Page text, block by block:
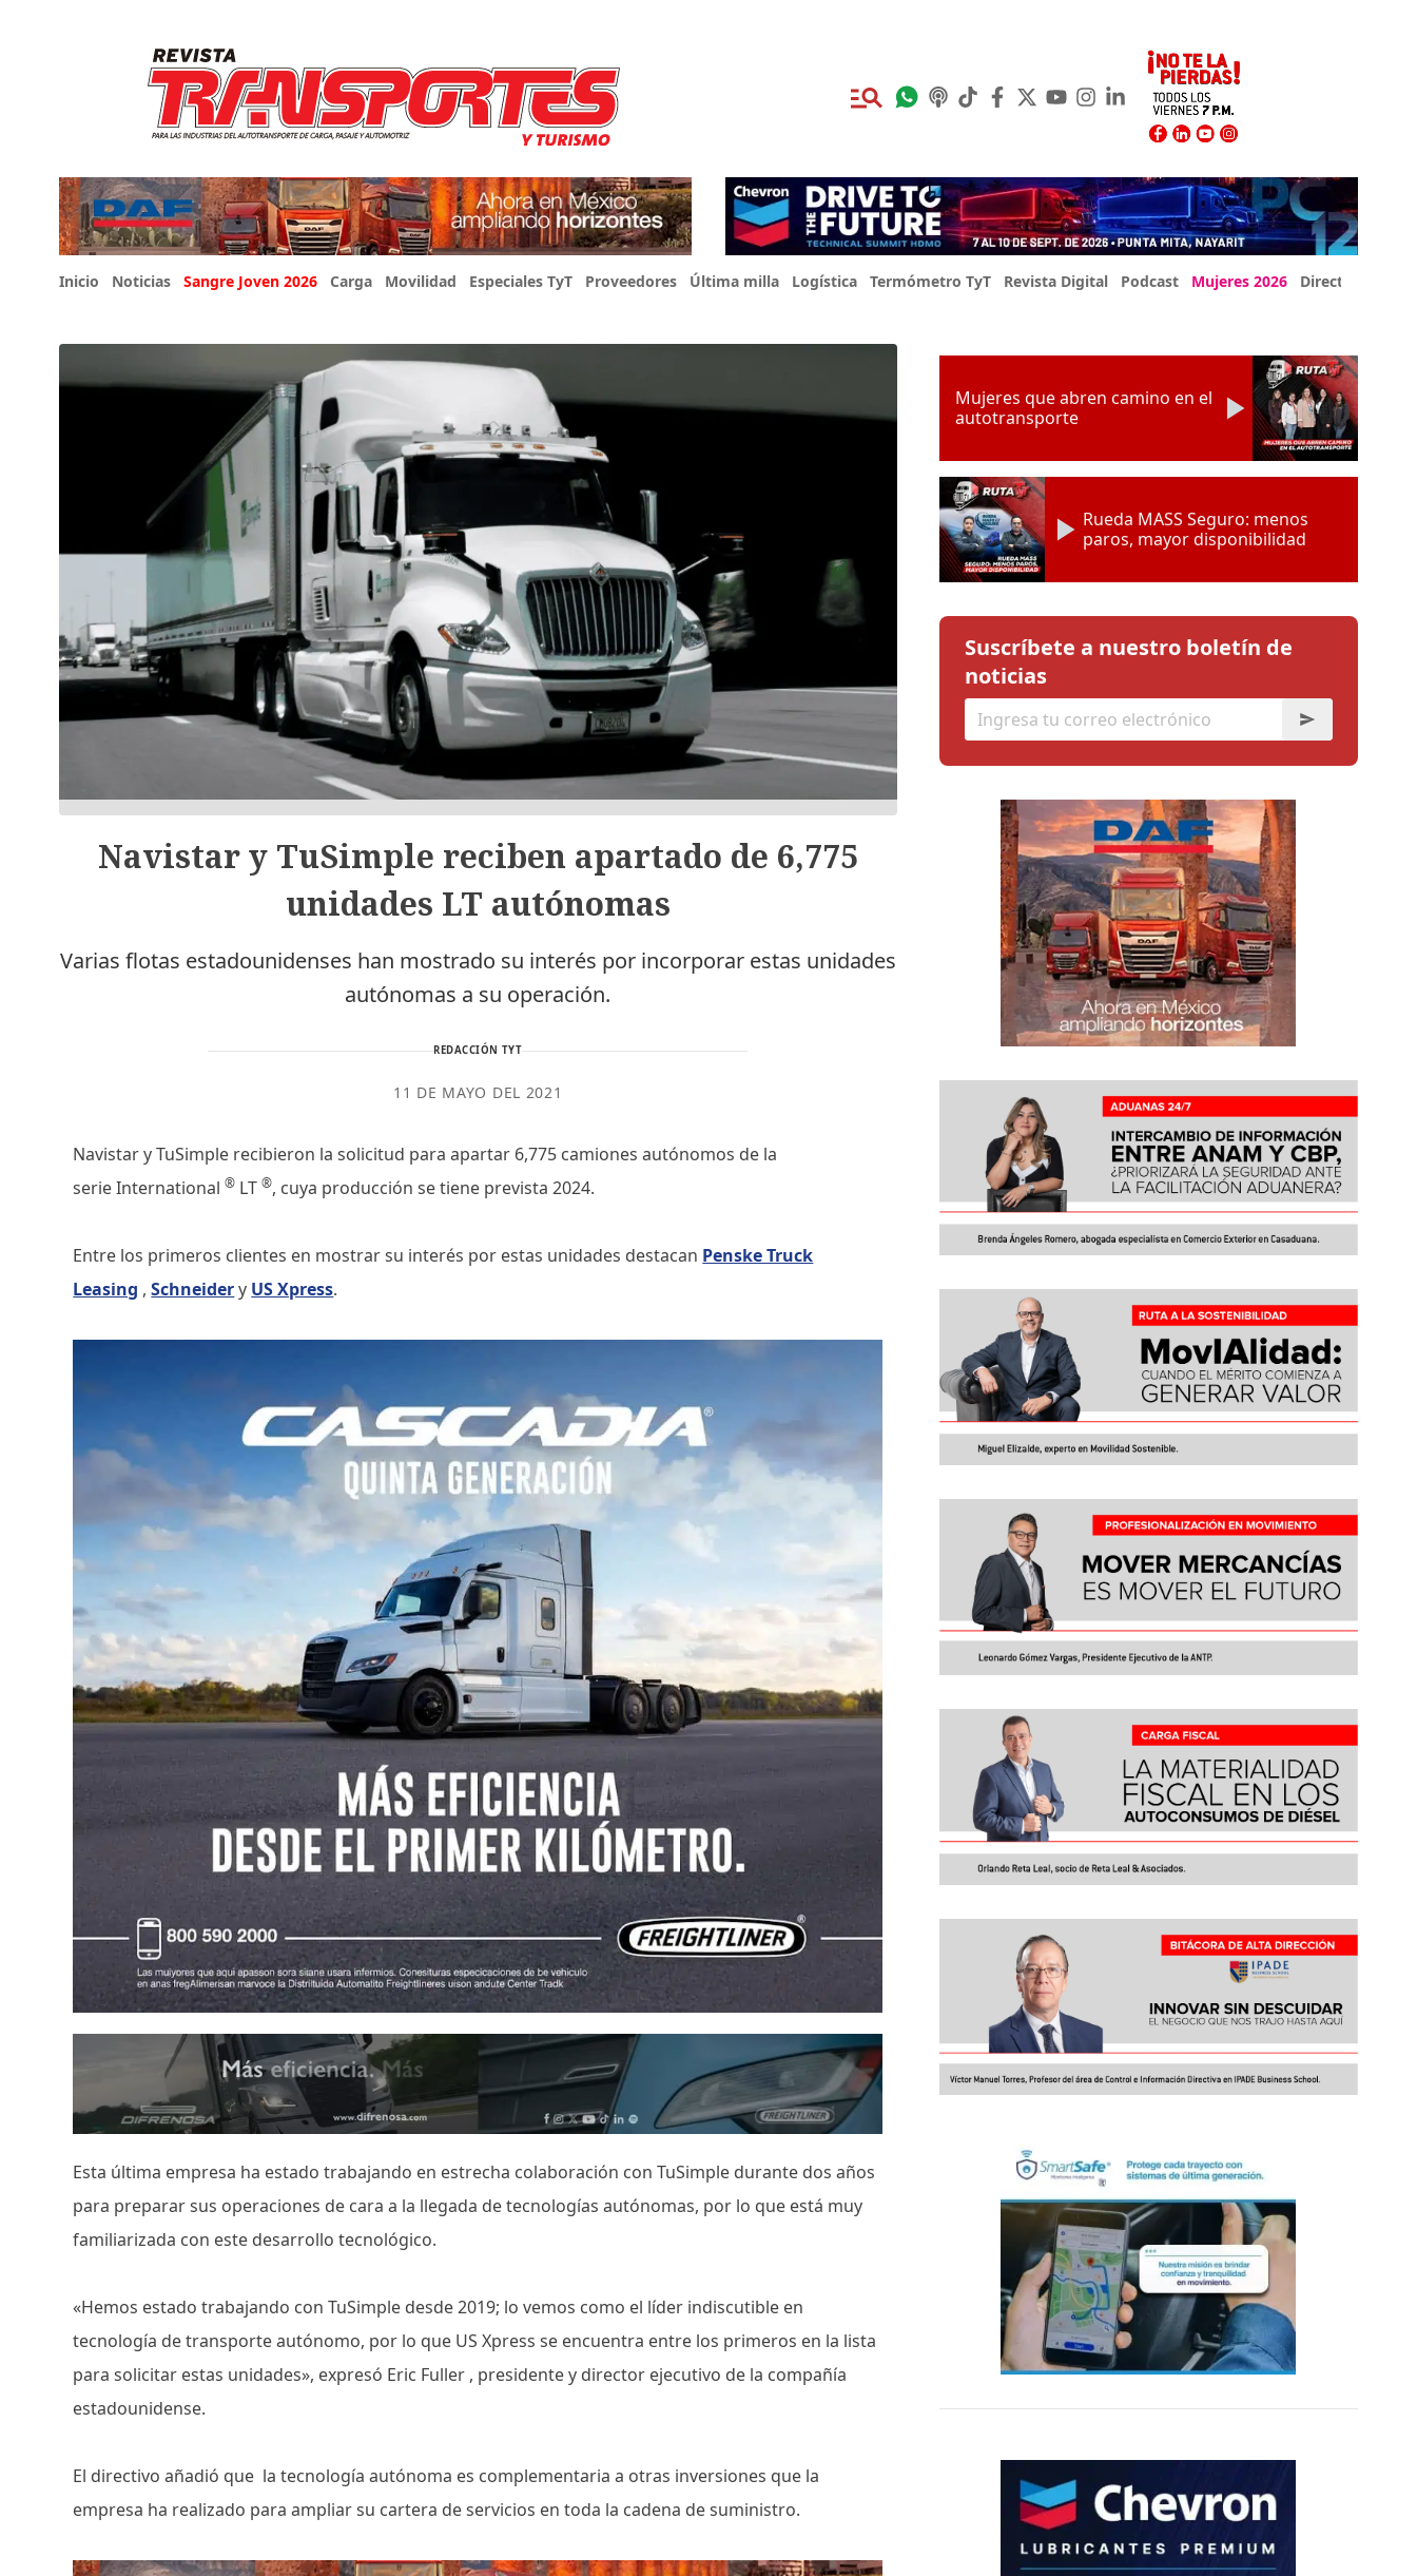
Inicio Noticias Sangre Joven 2026 Carga Movilidad Especiales TyT Proveedores Última milla Logística Termómetro TyT Revista Digital Podcast Mujeres 2026 Directorio Expo
Navistar y TuSimple reciben apartado de 6,775
unidades LT autónomas
Varias flotas estadounidenses han mostrado su interés por incorporar estas unidades
autónomas a su operación.
REDACCIÓN TYT
11 DE MAYO DEL 2021
Navistar y TuSimple recibieron la solicitud para apartar 6,775 camiones autónomos de la
serie International® LT®, cuya producción se tiene prevista 2024.
Entre los primeros clientes en mostrar su interés por estas unidades destacan Penske Truck
Leasing ,Schneidery US Xpress.
Esta última empresa ha estado trabajando en estrecha colaboración con TuSimple durante dos años
para preparar sus operaciones de cara a la llegada de tecnologías autónomas, por lo que está muy
familiarizada con este desarrollo tecnológico.
«Hemos estado trabajando con TuSimple desde 2019; lo vemos como el líder indiscutible en
tecnología de transporte autónomo, por lo que US Xpress se encuentra entre los primeros en la lista
para solicitar estas unidades», expresó Eric Fuller , presidente y director ejecutivo de la compañía
estadounidense.
El directivo añadió que la tecnología autónoma es complementaria a otras inversiones que la
empresa ha realizado para ampliar su cartera de servicios en toda la cadena de suministro.
Mujeres que abren camino en el
autotransporte
Rueda MASS Seguro: menos
paros, mayor disponibilidad
Suscríbete a nuestro boletín de
noticias